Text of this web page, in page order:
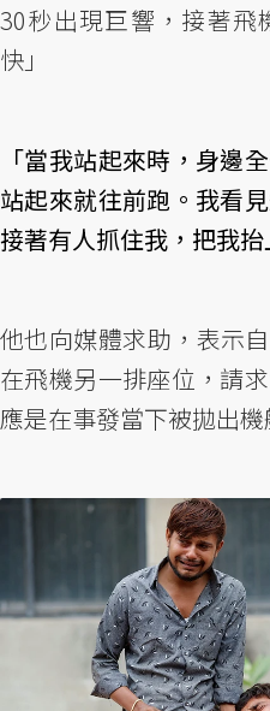
30秒出現巨響，接著飛
快」
「當我站起來時，身邊
站起來就往前跑。我看
接著有人抓住我，把我抬
他也向媒體求助，表示
在飛機另一排座位，請
應是在事發當下被拋出機